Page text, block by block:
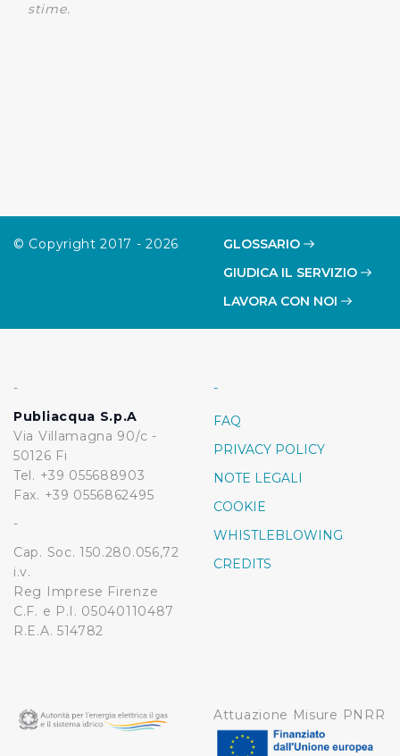
stime.
© Copyright 2017 - 2026
GLOSSARIO
GIUDICA IL SERVIZIO
LAVORA CON NOI
-
Publiacqua S.p.A
Via Villamagna 90/c -
50126 Fi
Tel. +39 055688903
Fax. +39 0556862495
-
Cap. Soc. 150.280.056,72
i.v.
Reg Imprese Firenze
C.F. e P.I. 05040110487
R.E.A. 514782
-
FAQ
PRIVACY POLICY
NOTE LEGALI
COOKIE
WHISTLEBLOWING
CREDITS
Attuazione Misure PNRR